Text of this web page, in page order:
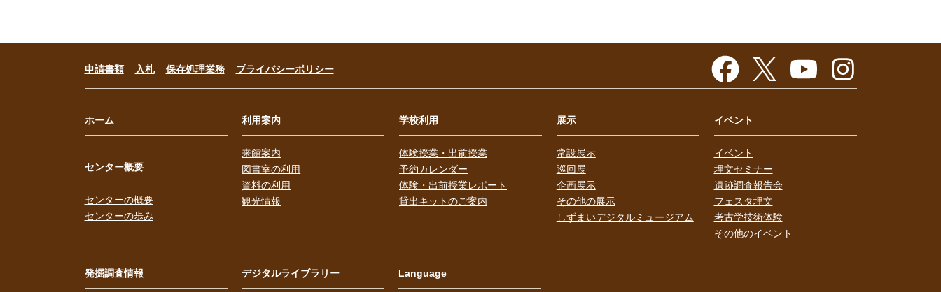
申請書類 入札 保存処理業務 プライバシーポリシー
ホーム
センター概要
センターの概要
センターの歩み
利用案内
来館案内
図書室の利用
資料の利用
観光情報
学校利用
体験授業・出前授業
予約カレンダー
体験・出前授業レポート
貸出キットのご案内
展示
常設展示
巡回展
企画展示
その他の展示
しずまいデジタルミュージアム
イベント
イベント
埋文セミナー
遺跡調査報告会
フェスタ埋文
考古学技術体験
その他のイベント
発掘調査情報 デジタルライブラリー Language